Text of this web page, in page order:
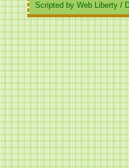
Scripted by Web Liberty /